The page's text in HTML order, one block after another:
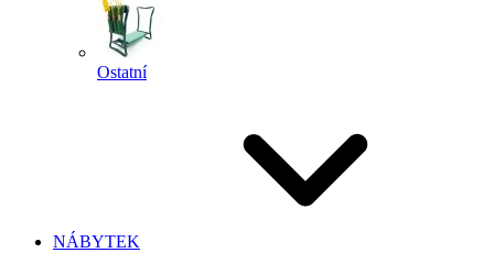
Ostatní
NÁBYTEK